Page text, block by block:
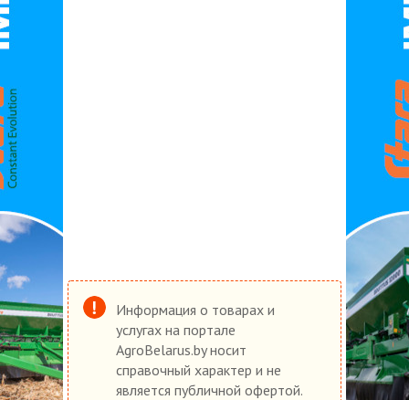
Информация о товарах и
услугах на портале
AgroBelarus.by носит
справочный характер и не
является публичной офертой.